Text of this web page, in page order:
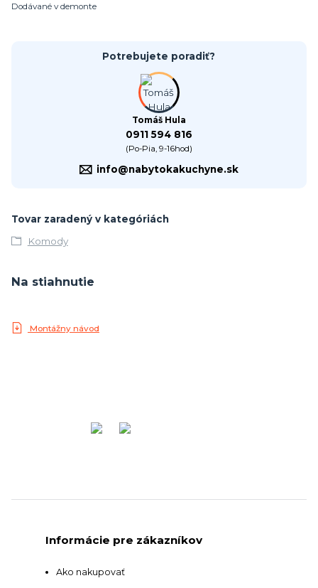
Dodávané v demonte
Potrebujete poradiť?
Tomáš Hula
0911 594 816
(Po-Pia, 9-16hod)
info@nabytokakuchyne.sk
Tovar zaradený v kategóriách
Komody
Na stiahnutie
Montážny návod
Informácie pre zákazníkov
Ako nakupovať